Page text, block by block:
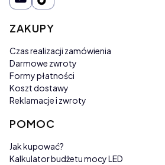
Linki w stopce
ZAKUPY
Czas realizacji zamówienia
Darmowe zwroty
Formy płatności
Koszt dostawy
Reklamacje i zwroty
POMOC
Jak kupować?
Kalkulator budżetu mocy LED